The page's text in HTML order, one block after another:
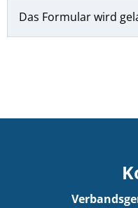
Das Formular wird